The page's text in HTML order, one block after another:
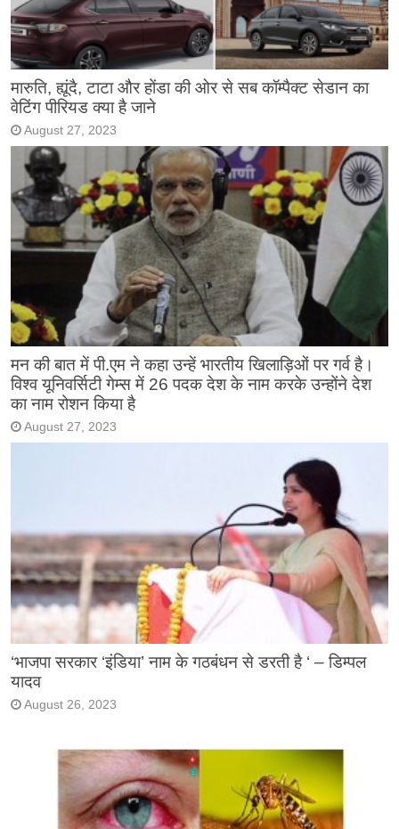
मारुति, ह्यूंदै, टाटा और होंडा की ओर से सब कॉम्पैक्ट सेडान का
वेटिंग पीरियड क्या है जाने
August 27, 2023
मन की बात में पी.एम ने कहा उन्हें भारतीय खिलाड़िओं पर गर्व है।
विश्व यूनिवर्सिटी गेम्स में 26 पदक देश के नाम करके उन्होंने देश
का नाम रोशन किया है
August 27, 2023
‘भाजपा सरकार ‘इंडिया’ नाम के गठबंधन से डरती है ‘ – डिम्पल
यादव
August 26, 2023